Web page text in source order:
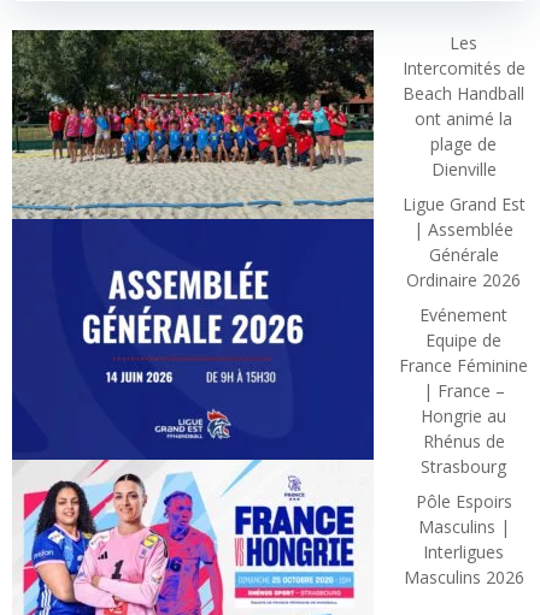
Les
Intercomités de
Beach Handball
ont animé la
plage de
Dienville
Ligue Grand Est
| Assemblée
Générale
Ordinaire 2026
Evénement
Equipe de
France Féminine
| France –
Hongrie au
Rhénus de
Strasbourg
Pôle Espoirs
Masculins |
Interligues
Masculins 2026